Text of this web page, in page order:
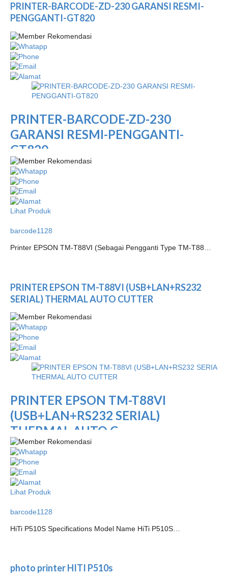
PRINTER-BARCODE-ZD-230 GARANSI RESMI-
PENGGANTI-GT820
PRINTER-BARCODE-ZD-230
GARANSI RESMI-PENGGANTI-
GT820
Lihat Produk
barcode1128
Printer EPSON TM-T88VI (Sebagai Pengganti Type TM-T88…
PRINTER EPSON TM-T88VI (USB+LAN+RS232
SERIAL) THERMAL AUTO CUTTER
PRINTER EPSON TM-T88VI
(USB+LAN+RS232 SERIAL)
THERMAL AUTO C...
Lihat Produk
barcode1128
HiTi P510S Specifications Model Name HiTi P510S…
photo printer HITI P510s